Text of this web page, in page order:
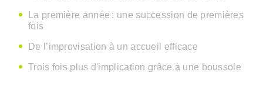
La première année : une succession de premières
fois
De l’improvisation à un accueil efficace
Trois fois plus d'implication grâce à une boussole